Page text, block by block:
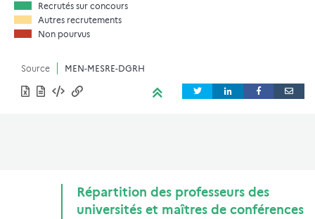
Recrutés sur concours
Autres recrutements
Non pourvus
Source MEN-MESRE-DGRH
Répartition des professeurs des
universités et maîtres de conférences